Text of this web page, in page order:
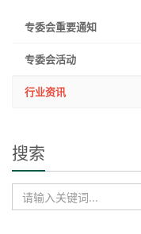
专委会重要通知
专委会活动
行业资讯
搜索